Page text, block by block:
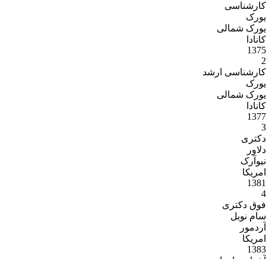
کارشناسی
یورک
یورک شمالی
کانادا
1375
2
کارشناسی ارشد
یورک
یورک شمالی
کانادا
1377
3
دکتری
دلاور
نیوآرک
امریکا
1381
4
فوق دکتری
سام نوبل
آردمور
امریکا
1383